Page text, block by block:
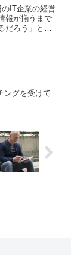
IT企業の経営
報が揃うまで
だろう」とい
ングを受けて